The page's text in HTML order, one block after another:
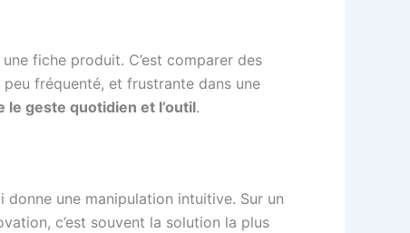
fiche produit. C’est comparer des
fréquenté, et frustrante dans une
geste quotidien et l’outil.
une manipulation intuitive. Sur un
c’est souvent la solution la plus